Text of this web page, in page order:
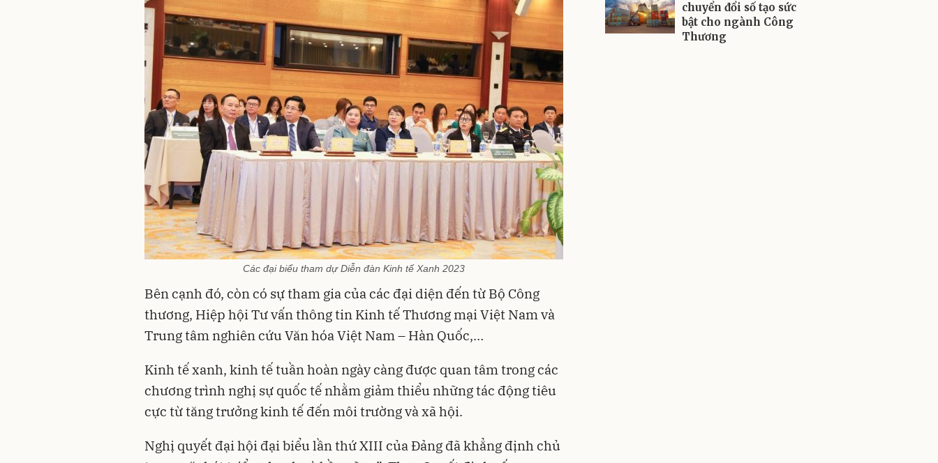
Các đại biểu tham dự Diễn đàn Kinh tế Xanh 2023
Bên cạnh đó, còn có sự tham gia của các đại diện đến từ Bộ Công
thương, Hiệp hội Tư vấn thông tin Kinh tế Thương mại Việt Nam và
Trung tâm nghiên cứu Văn hóa Việt Nam – Hàn Quốc,…
Kinh tế xanh, kinh tế tuần hoàn ngày càng được quan tâm trong các
chương trình nghị sự quốc tế nhằm giảm thiểu những tác động tiêu
cực từ tăng trưởng kinh tế đến môi trường và xã hội.
Nghị quyết đại hội đại biểu lần thứ XIII của Đảng đã khẳng định chủ
chuyển đổi số tạo sức
bật cho ngành Công
Thương